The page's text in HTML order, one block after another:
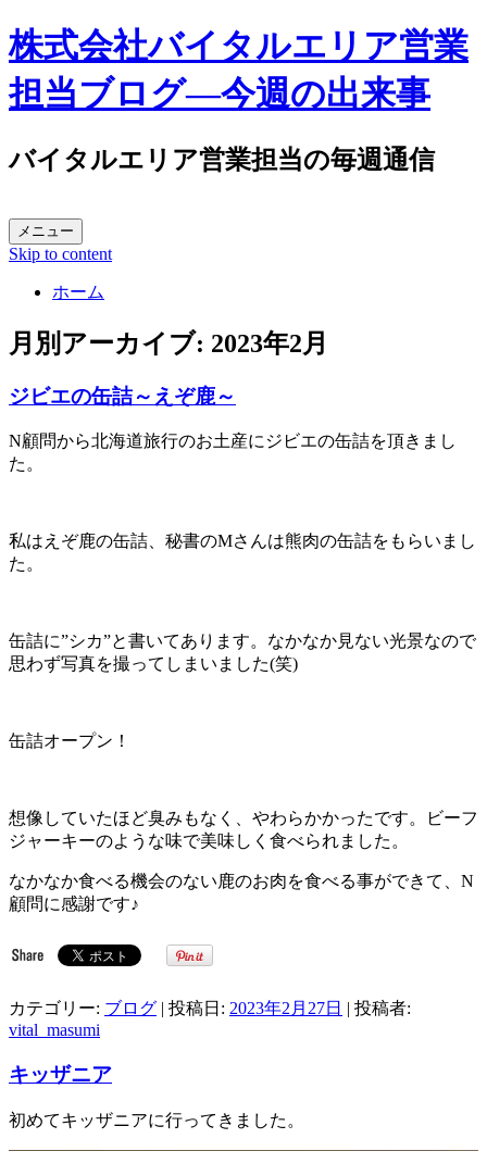
株式会社バイタルエリア営業
担当ブログ―今週の出来事
バイタルエリア営業担当の毎週通信
メニュー
Skip to content
ホーム
月別アーカイブ: 2023年2月
ジビエの缶詰～えぞ鹿～
N顧問から北海道旅行のお土産にジビエの缶詰を頂きまし
た。
私はえぞ鹿の缶詰、秘書のMさんは熊肉の缶詰をもらいまし
た。
缶詰に”シカ”と書いてあります。なかなか見ない光景なので
思わず写真を撮ってしまいました(笑)
缶詰オープン！
想像していたほど臭みもなく、やわらかかったです。ビーフ
ジャーキーのような味で美味しく食べられました。
なかなか食べる機会のない鹿のお肉を食べる事ができて、N
顧問に感謝です♪
カテゴリー: ブログ | 投稿日: 2023年2月27日 | 投稿者:
vital_masumi
キッザニア
初めてキッザニアに行ってきました。